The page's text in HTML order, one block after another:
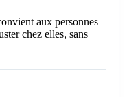
aux personnes
chez elles, sans